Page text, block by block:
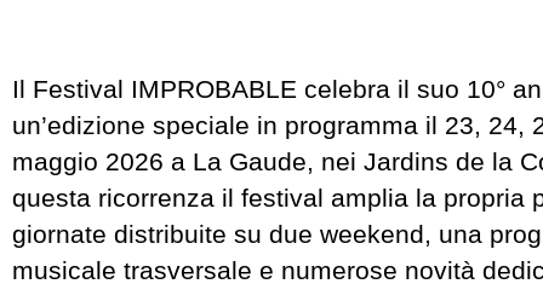
Il Festival IMPROBABLE celebra il suo 10°
un’edizione speciale in programma il 23, 24,
maggio 2026 a La Gaude, nei Jardins de la
questa ricorrenza il festival amplia la propria
giornate distribuite su due weekend, una
musicale trasversale e numerose novità